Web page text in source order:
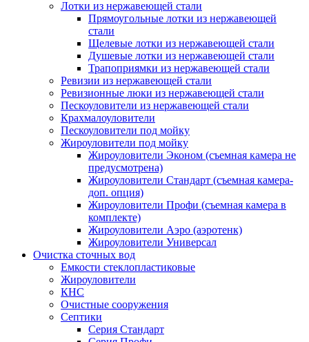
Лотки из нержавеющей стали
Прямоугольные лотки из нержавеющей
стали
Щелевые лотки из нержавеющей стали
Душевые лотки из нержавеющей стали
Трапоприямки из нержавеющей стали
Ревизии из нержавеющей стали
Ревизионные люки из нержавеющей стали
Пескоуловители из нержавеющей стали
Крахмалоуловители
Пескоуловители под мойку
Жироуловители под мойку
Жироуловители Эконом (съемная камера не
предусмотрена)
Жироуловители Стандарт (съемная камера-
доп. опция)
Жироуловители Профи (съемная камера в
комплекте)
Жироуловители Аэро (аэротенк)
Жироуловители Универсал
Очистка сточных вод
Емкости стеклопластиковые
Жироуловители
КНС
Очистные сооружения
Септики
Серия Стандарт